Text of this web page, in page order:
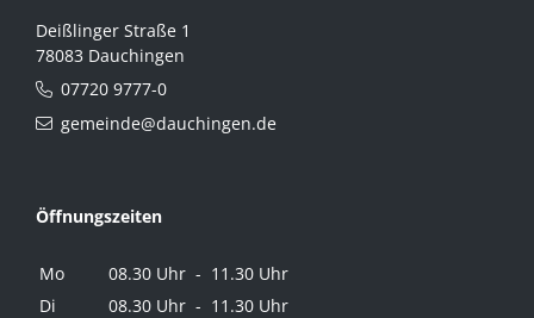
Deißlinger Straße 1
78083 Dauchingen
07720 9777-0
gemeinde@dauchingen.de
Öffnungszeiten
Mo
08.30 Uhr - 11.30 Uhr
Di
08.30 Uhr - 11.30 Uhr